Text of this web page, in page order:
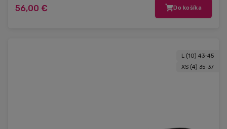
56,00 € Do košíka
L (10) 43-45
XS (4) 35-37